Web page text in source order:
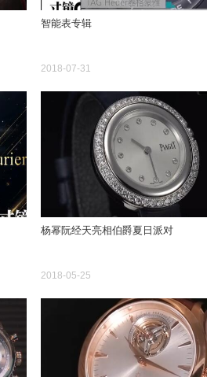
智能表专辑
2018-07-31
杨幂阮经天亮相伯爵夏日派对
2018-05-25